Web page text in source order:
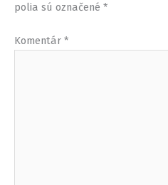
polia sú označené *
Komentár *